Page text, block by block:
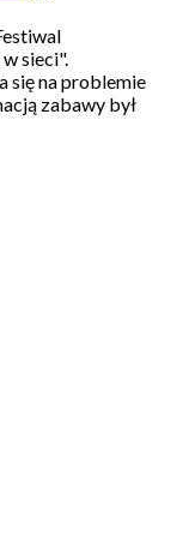
sieci".
się na problemie
zabawy był